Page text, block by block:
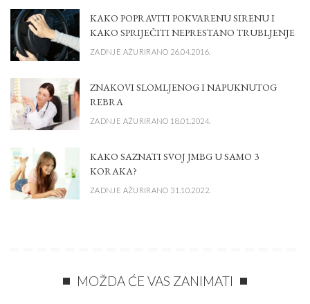
KAKO POPRAVITI POKVARENU SIRENU I
KAKO SPRIJEČITI NEPRESTANO TRUBLJENJE
ZADNJE AŽURIRANO 26.04.2016.
ZNAKOVI SLOMLJENOG I NAPUKNUTOG
REBRA
ZADNJE AŽURIRANO 18.01.2024.
KAKO SAZNATI SVOJ JMBG U SAMO 3
KORAKA?
ZADNJE AŽURIRANO 31.10.2022.
MOŽDA ĆE VAS ZANIMATI